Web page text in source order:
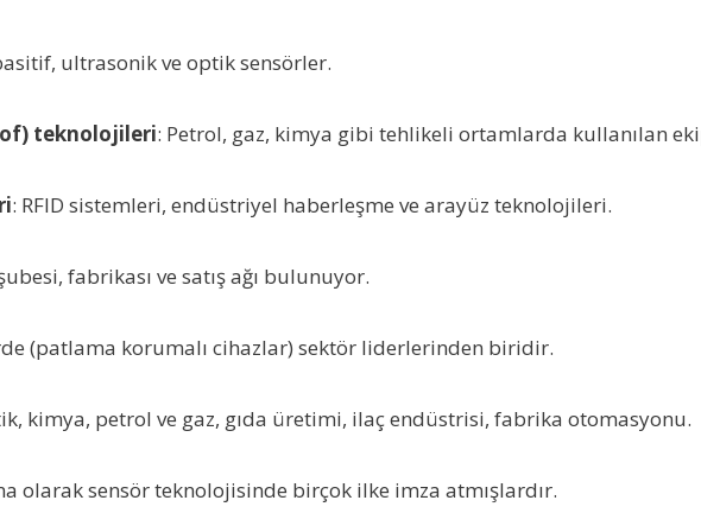
ultrasonik ve optik sensörler.
teknolojileri: Petrol, gaz, kimya gibi tehlikeli ortamlarda kullanılan
: RFID sistemleri, endüstriyel haberleşme ve arayüz teknolojileri.
fabrikası ve satış ağı bulunuyor.
(patlama korumalı cihazlar) sektör liderlerinden biridir.
kimya, petrol ve gaz, gıda üretimi, ilaç endüstrisi, fabrika otomasyonu.
olarak sensör teknolojisinde birçok ilke imza atmışlardır.